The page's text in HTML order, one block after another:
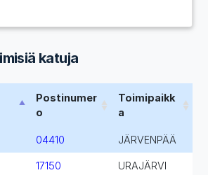
katuja
Postinumer
o
Toimipaikk
a
04410 JÄRVENPÄÄ
17150 URAJÄRVI